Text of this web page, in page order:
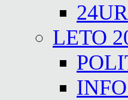
24UR
LETO